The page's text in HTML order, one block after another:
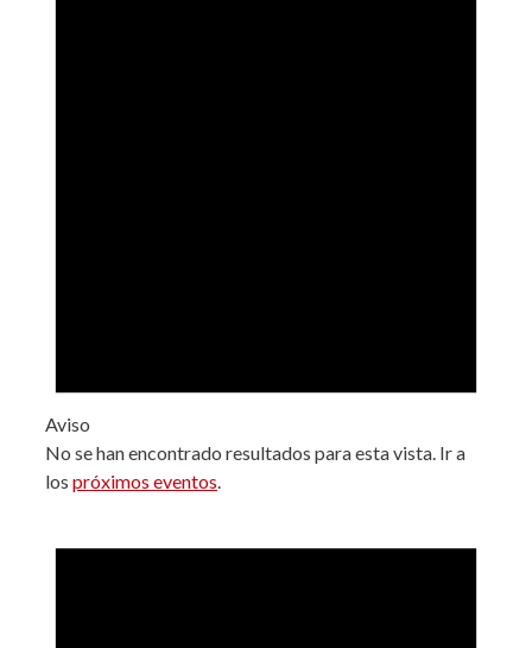
Aviso
No se han encontrado resultados para esta vista. Ir a
los próximos eventos.